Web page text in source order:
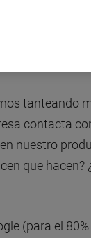
que pueda
uno de los
tanteando
contacta
nuestro
que hacen?
(para el